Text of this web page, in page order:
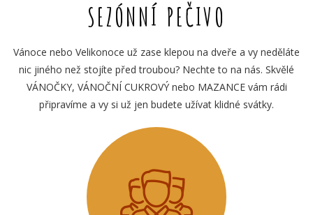
SEZÓNNÍ PEČIVO
Vánoce nebo Velikonoce už zase klepou na dveře a vy neděláte
nic jiného než stojíte před troubou? Nechte to na nás. Skvělé
VÁNOČKY, VÁNOČNÍ CUKROVÝ nebo MAZANCE vám rádi
připravíme a vy si už jen budete užívat klidné svátky.